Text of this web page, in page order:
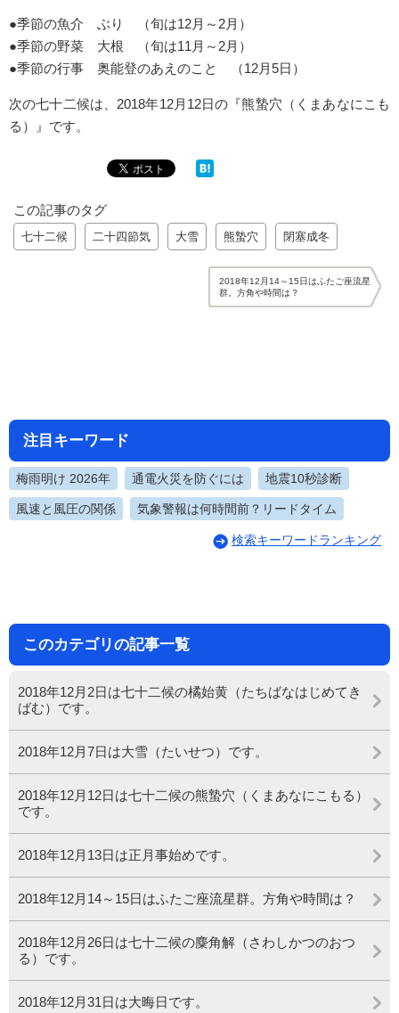
●季節の魚介 ぶり （旬は12月～2月）
●季節の野菜 大根 （旬は11月～2月）
●季節の行事 奥能登のあえのこと （12月5日）
次の七十二候は、2018年12月12日の『熊蟄穴（くまあなにこも
る）』です。
この記事のタグ
七十二候 二十四節気 大雪 熊蟄穴 閉塞成冬
2018年12月14～15日はふたご座流星
群。方角や時間は？
注目キーワード
梅雨明け 2026年 通電火災を防ぐには 地震10秒診断
風速と風圧の関係 気象警報は何時間前？リードタイム
検索キーワードランキング
このカテゴリの記事一覧
2018年12月2日は七十二候の橘始黄（たちばなはじめてき
ばむ）です。
2018年12月7日は大雪（たいせつ）です。
2018年12月12日は七十二候の熊蟄穴（くまあなにこもる）
です。
2018年12月13日は正月事始めです。
2018年12月14～15日はふたご座流星群。方角や時間は？
2018年12月26日は七十二候の麋角解（さわしかつのおつ
る）です。
2018年12月31日は大晦日です。